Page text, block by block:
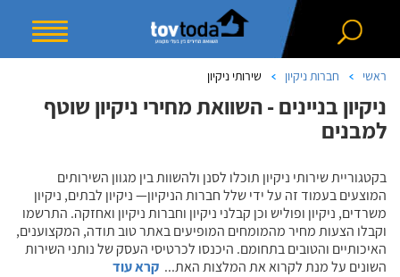
ראשי חברות ניקיון שירותי ניקיון
ניקיון בניינים - השוואת מחירי ניקיון שוטף
למבנים
בקטגוריית שירותי ניקיון תוכלו לסנן ולהשוות בין מגוון השירותים
המוצעים בעמוד זה על ידי שלל חברות הניקיון— ניקיון לבתים, ניקיון
משרדים, ניקיון ופוליש וכן קבלני ניקיון וחברות ניקיון ואחזקה. התרשמו
וקבלו הצעות מחיר מהמומחים המופיעים באתר טוב תודה, המקצוענים,
האיכותיים והטובים בתחומם. היכנסו לכרטיסי העסק של נותני השירות
השונים על מנת לקרוא את המלצות האת... קרא עוד